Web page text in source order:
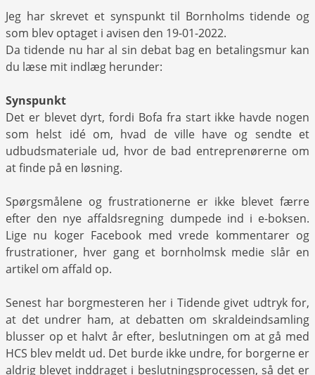
Jeg har skrevet et synspunkt til Bornholms tidende og
som blev optaget i avisen den 19-01-2022.
Da tidende nu har al sin debat bag en betalingsmur kan
du læse mit indlæg herunder:
Synspunkt
Det er blevet dyrt, fordi Bofa fra start ikke havde nogen
som helst idé om, hvad de ville have og sendte et
udbudsmateriale ud, hvor de bad entreprenørerne om
at finde på en løsning.
Spørgsmålene og frustrationerne er ikke blevet færre
efter den nye affaldsregning dumpede ind i e-boksen.
Lige nu koger Facebook med vrede kommentarer og
frustrationer, hver gang et bornholmsk medie slår en
artikel om affald op.
Senest har borgmesteren her i Tidende givet udtryk for,
at det undrer ham, at debatten om skraldeindsamling
blusser op et halvt år efter, beslutningen om at gå med
HCS blev meldt ud. Det burde ikke undre, for borgerne er
aldrig blevet inddraget i beslutningsprocessen, så det er